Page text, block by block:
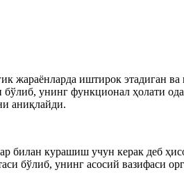
жараёнларда иштирок этадиган
бўлиб, унинг функционал ҳолати
аниқлайди.
билан курашиш учун керак деб
бўлиб, унинг асосий вазифаси